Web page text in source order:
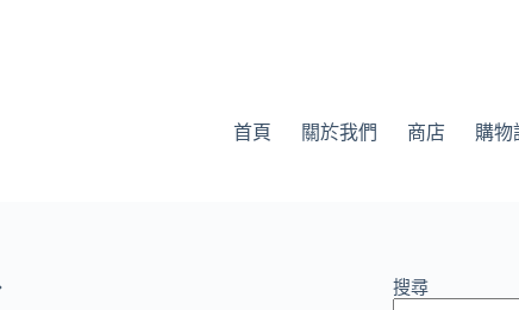
首頁 關於我們 商店 購物
搜尋